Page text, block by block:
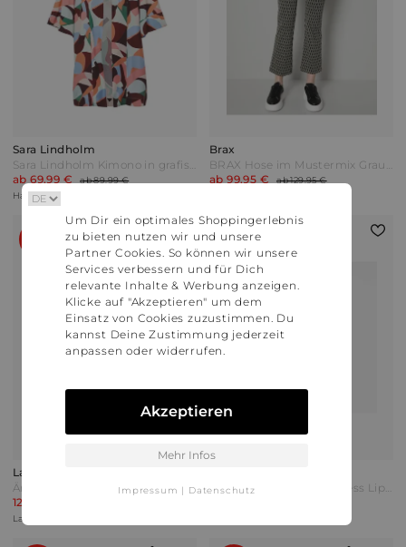
Sara Lindholm
ab 69,99 €
ab 89,99 €
Happy Size | Versand: 5,99 €
Brax
ab 99,95 €
ab 129,95 €
Lands' End
Ärmelloses Ajour-Top Damen Weiß by Lands' End
12,00 €
Lands' End | Versand: 6,95 €
70%
Um Dir ein optimales Shoppingerlebnis
zu bieten nutzen wir und unsere
Partner Cookies. So können wir unsere
Services verbessern und für Dich
relevante Inhalte & Werbung anzeigen.
Klicke auf "Akzeptieren" um dem
Einsatz von Cookies zuzustimmen. Du
kannst Deine Zustimmung jederzeit
anpassen oder widerrufen.
Akzeptieren
Mehr Infos
Impressum | Datenschutz